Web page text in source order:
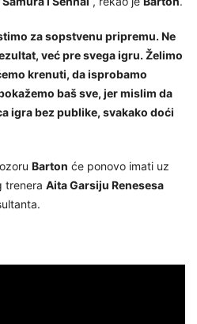
za sopstvenu pripremu. Ne
već pre svega igru. Želimo
krenuti, da isprobamo
baš sve, jer mislim da
igra bez publike, svakako doći
Barton će ponovo imati uz
trenera Aita Garsiju Renesesa